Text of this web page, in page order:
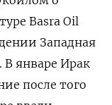
‌Basra Oil
Западная
январе Ирак
после того